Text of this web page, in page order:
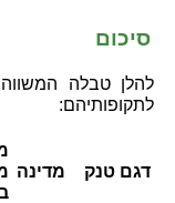
סיכום
להלן טבלה
לתקופותיהם:
דגם טנק מדינה